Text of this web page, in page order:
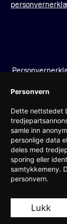
Prinsens gate 22
0157 Oslo
(+47) 960 08 142
Ansvarlig
Personvern
Dette nettstedet
samle inn
personlige data
deles med
sporing eller
samtykkemeny.
personvern.
Lukk